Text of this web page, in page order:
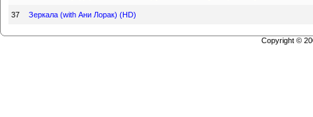
37 Зеркала (with Ани Лорак) (HD)
Copyright ©